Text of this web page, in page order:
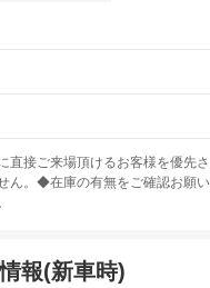
席/助手席
ABS
直接ご来場頂けるお客様を優先
ん。◆在庫の有無をご確認お願
報(新車時)